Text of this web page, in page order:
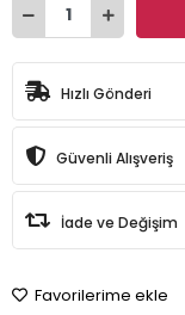
Hızlı Gönderi
Güvenli Alışveriş
İade ve Değişim
Favorilerime ekle